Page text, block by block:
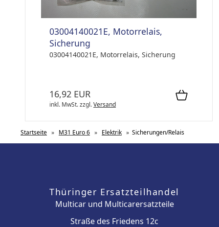
03004140021E, Motorrelais,
Sicherung
03004140021E, Motorrelais, Sicherung
16,92 EUR
inkl. MwSt.zzgl.Versand
Startseite » M31 Euro 6 » Elektrik » Sicherungen/Relais
Thüringer Ersatzteilhandel
Multicar und Multicarersatzteile
Straße des Friedens 12c